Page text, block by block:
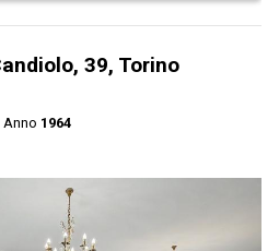
39, Torino
Anno 1964